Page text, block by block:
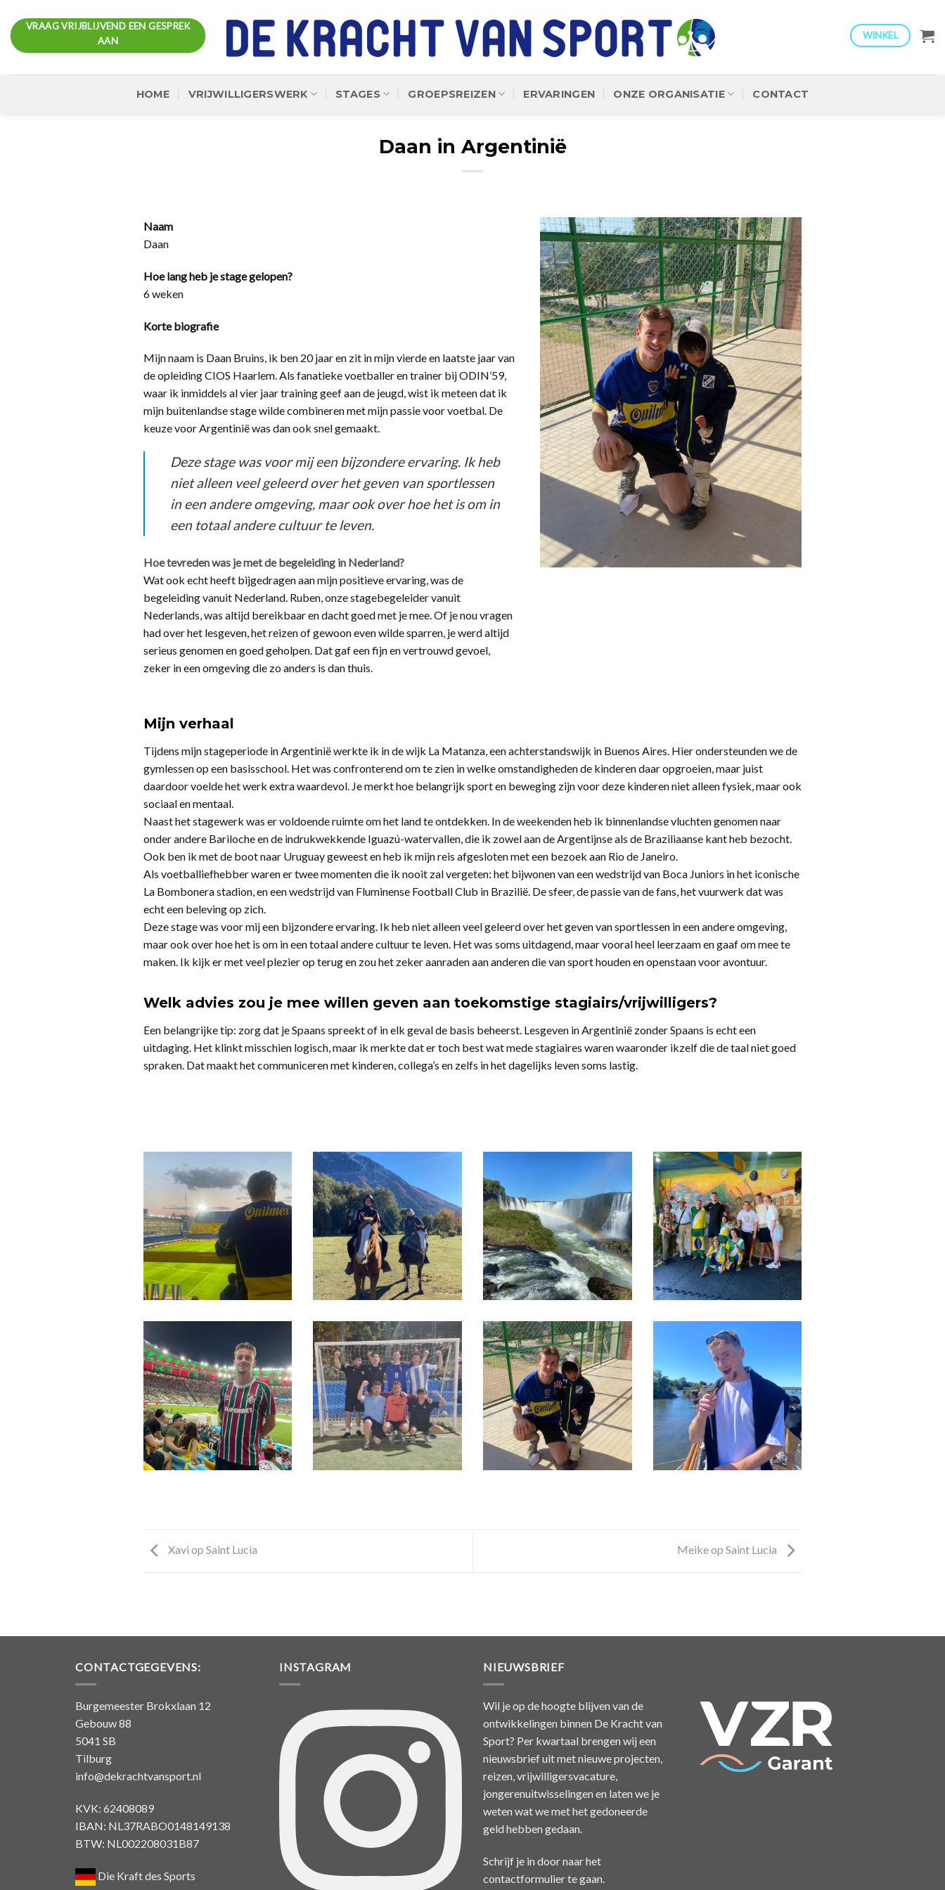
naar
inhoud
VRAAG VRIJBLIJVEND EEN GESPREK
AAN
WINKEL
HOME VRIJWILLIGERSWERK STAGES GROEPSREIZEN ERVARINGEN ONZE ORGANISATIE CONTACT
Daan in Argentinië
Naam
Daan
Hoe lang heb je stage gelopen?
6 weken
Korte biografie
Mijn naam is Daan Bruins, ik ben 20 jaar en zit in mijn vierde en laatste jaar van
de opleiding CIOS Haarlem. Als fanatieke voetballer en trainer bij ODIN’59,
waar ik inmiddels al vier jaar training geef aan de jeugd, wist ik meteen dat ik
mijn buitenlandse stage wilde combineren met mijn passie voor voetbal. De
keuze voor Argentinië was dan ook snel gemaakt.
Deze stage was voor mij een bijzondere ervaring. Ik heb
niet alleen veel geleerd over het geven van sportlessen
in een andere omgeving, maar ook over hoe het is om in
een totaal andere cultuur te leven.
Hoe tevreden was je met de begeleiding in Nederland?
Wat ook echt heeft bijgedragen aan mijn positieve ervaring, was de
begeleiding vanuit Nederland. Ruben, onze stagebegeleider vanuit
Nederlands, was altijd bereikbaar en dacht goed met je mee. Of je nou vragen
had over het lesgeven, het reizen of gewoon even wilde sparren, je werd altijd
serieus genomen en goed geholpen. Dat gaf een fijn en vertrouwd gevoel,
zeker in een omgeving die zo anders is dan thuis.
Mijn verhaal
Tijdens mijn stageperiode in Argentinië werkte ik in de wijk La Matanza, een achterstandswijk in Buenos Aires. Hier ondersteunden we de
gymlessen op een basisschool. Het was confronterend om te zien in welke omstandigheden de kinderen daar opgroeien, maar juist
daardoor voelde het werk extra waardevol. Je merkt hoe belangrijk sport en beweging zijn voor deze kinderen niet alleen fysiek, maar ook
sociaal en mentaal.
Naast het stagewerk was er voldoende ruimte om het land te ontdekken. In de weekenden heb ik binnenlandse vluchten genomen naar
onder andere Bariloche en de indrukwekkende Iguazú-watervallen, die ik zowel aan de Argentijnse als de Braziliaanse kant heb bezocht.
Ook ben ik met de boot naar Uruguay geweest en heb ik mijn reis afgesloten met een bezoek aan Rio de Janeiro.
Als voetballiefhebber waren er twee momenten die ik nooit zal vergeten: het bijwonen van een wedstrijd van Boca Juniors in het iconische
La Bombonera stadion, en een wedstrijd van Fluminense Football Club in Brazilië. De sfeer, de passie van de fans, het vuurwerk dat was
echt een beleving op zich.
Deze stage was voor mij een bijzondere ervaring. Ik heb niet alleen veel geleerd over het geven van sportlessen in een andere omgeving,
maar ook over hoe het is om in een totaal andere cultuur te leven. Het was soms uitdagend, maar vooral heel leerzaam en gaaf om mee te
maken. Ik kijk er met veel plezier op terug en zou het zeker aanraden aan anderen die van sport houden en openstaan voor avontuur.
Welk advies zou je mee willen geven aan toekomstige stagiairs/vrijwilligers?
Een belangrijke tip: zorg dat je Spaans spreekt of in elk geval de basis beheerst. Lesgeven in Argentinië zonder Spaans is echt een
uitdaging. Het klinkt misschien logisch, maar ik merkte dat er toch best wat mede stagiaires waren waaronder ikzelf die de taal niet goed
spraken. Dat maakt het communiceren met kinderen, collega’s en zelfs in het dagelijks leven soms lastig.
Xavi op Saint Lucia Meike op Saint Lucia
CONTACTGEGEVENS:
Burgemeester Brokxlaan 12
Gebouw 88
5041 SB
Tilburg
info@dekrachtvansport.nl
KVK: 62408089
IBAN: NL37RABO0148149138
BTW: NL002208031B87
Die Kraft des Sports
INSTAGRAM NIEUWSBRIEF
Wil je op de hoogte blijven van de
ontwikkelingen binnen De Kracht van
Sport? Per kwartaal brengen wij een
nieuwsbrief uit met nieuwe projecten,
reizen, vrijwilligersvacature,
jongerenuitwisselingen en laten we je
weten wat we met het gedoneerde
geld hebben gedaan.
Schrijf je in door naar het
contactformulierte gaan.